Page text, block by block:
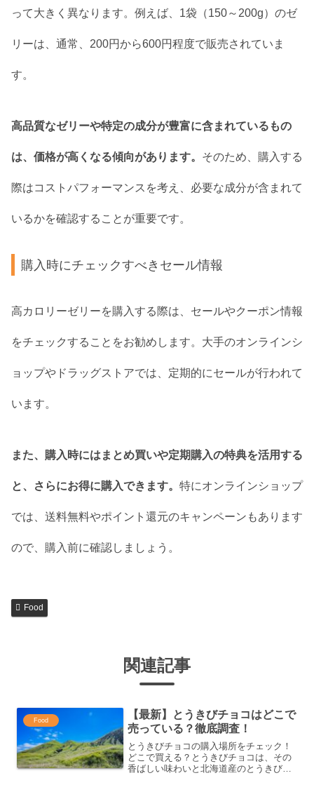
って大きく異なります。例えば、1袋（150～200g）のゼ
リーは、通常、200円から600円程度で販売されていま
す。
高品質なゼリーや特定の成分が豊富に含まれているもの
は、価格が高くなる傾向があります。 そのため、購入する
際はコストパフォーマンスを考え、必要な成分が含まれて
いるかを確認することが重要です。
購入時にチェックすべきセール情報
高カロリーゼリーを購入する際は、セールやクーポン情報
をチェックすることをお勧めします。大手のオンラインシ
ョップやドラッグストアでは、定期的にセールが行われて
います。
また、購入時にはまとめ買いや定期購入の特典を活用する
と、さらにお得に購入できます。 特にオンラインショップ
では、送料無料やポイント還元のキャンペーンもあります
ので、購入前に確認しましょう。
Food
関連記事
Food
【最新】とうきびチョコはどこで
売っている？徹底調査！
とうきびチョコの購入場所をチェック！
どこで買える？とうきびチョコは、その
香ばしい味わいと北海道産のとうきびの